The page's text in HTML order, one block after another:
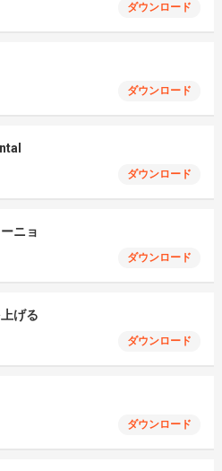
ダウンロード
ダウンロード
ダウンロード
ニョ
ダウンロード
げる
ダウンロード
ダウンロード